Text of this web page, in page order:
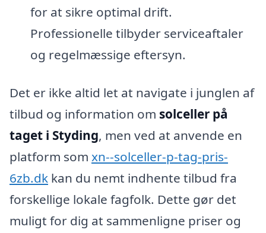
for at sikre optimal drift.
Professionelle tilbyder serviceaftaler
og regelmæssige eftersyn.
Det er ikke altid let at navigate i junglen af
tilbud og information om solceller på
taget i Styding, men ved at anvende en
platform som xn--solceller-p-tag-pris-
6zb.dk kan du nemt indhente tilbud fra
forskellige lokale fagfolk. Dette gør det
muligt for dig at sammenligne priser og